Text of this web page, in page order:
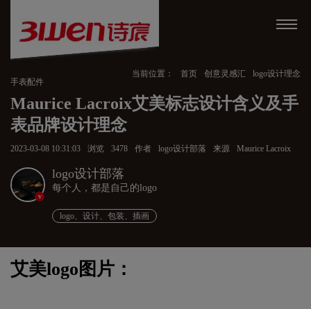
当前位置： 首页 创意灵感汇
logo设计理念
手表配件
Maurice Lacroix艾美标志设计含义及手
表品牌设计理念
2023-03-08 10:31:03 浏览 3478 作者 logo设计部落 来源 Maurice Lacroix
v
logo设计部落
每个人，都是自己的logo
logo、设计、包装、插画
艾美logo图片：